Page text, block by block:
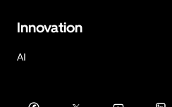
Innovation
AI